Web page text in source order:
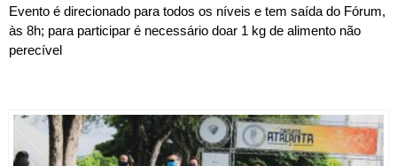
Evento é direcionado para todos os níveis e tem saída do Fórum,
às 8h; para participar é necessário doar 1 kg de alimento não
perecível